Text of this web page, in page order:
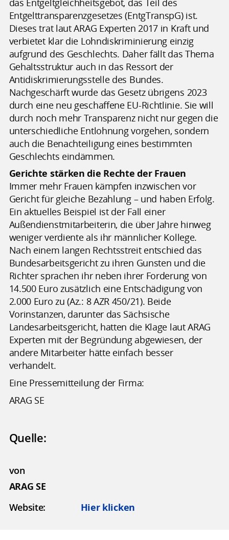
Entgelttransparenzgesetzes (EntgTranspG) ist.
Dieses trat laut ARAG Experten 2017 in Kraft und
verbietet klar die Lohndiskriminierung einzig
aufgrund des Geschlechts. Daher fällt das Thema
Gehaltsstruktur auch in das Ressort der
Antidiskrimierungsstelle des Bundes.
Nachgeschärft wurde das Gesetz übrigens 2023
durch eine neu geschaffene EU-Richtlinie. Sie will
durch noch mehr Transparenz nicht nur gegen die
unterschiedliche Entlohnung vorgehen, sondern
auch die Benachteiligung eines bestimmten
Geschlechts eindämmen.
Gerichte stärken die Rechte der Frauen
Immer mehr Frauen kämpfen inzwischen vor
Gericht für gleiche Bezahlung – und haben Erfolg.
Ein aktuelles Beispiel ist der Fall einer
Außendienstmitarbeiterin, die über Jahre hinweg
weniger verdiente als ihr männlicher Kollege.
Nach einem langen Rechtsstreit entschied das
Bundesarbeitsgericht zu ihren Gunsten und die
Richter sprachen ihr neben ihrer Forderung von
14.500 Euro zusätzlich eine Entschädigung von
2.000 Euro zu (Az.: 8 AZR 450/21). Beide
Vorinstanzen, darunter das Sächsische
Landesarbeitsgericht, hatten die Klage laut ARAG
Experten mit der Begründung abgewiesen, der
andere Mitarbeiter hätte einfach besser
verhandelt.
Eine Pressemitteilung der Firma:
ARAG SE
Quelle:
von
ARAG SE
Website:
Hier klicken